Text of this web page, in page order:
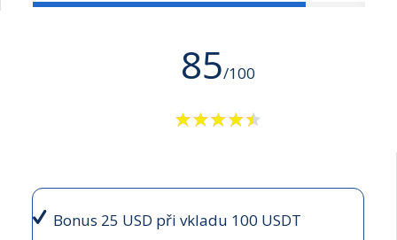
85/100
Bonus 25 USD při vkladu 100 USDT